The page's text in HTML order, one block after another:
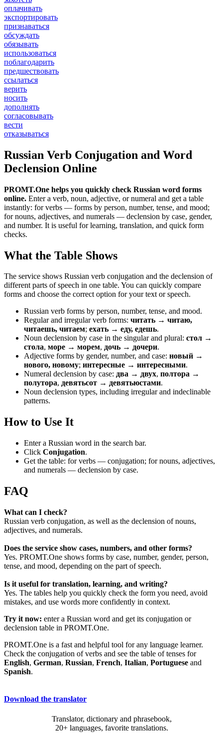
оплачивать
экспортировать
признаваться
обсуждать
обязывать
использоваться
поблагодарить
предшествовать
ссылаться
верить
носить
дополнять
согласовывать
вести
отказываться
Russian Verb Conjugation and Word
Declension Online
PROMT.One helps you quickly check Russian word forms
online. Enter a verb, noun, adjective, or numeral and get a table
instantly: for verbs — forms by person, number, tense, and mood;
for nouns, adjectives, and numerals — declension by case, gender,
and number. It is useful for learning, translation, and quick form
checks.
What the Table Shows
The service shows Russian verb conjugation and the declension of
different parts of speech in one table. You can quickly compare
forms and choose the correct option for your text or speech.
Russian verb forms by person, number, tense, and mood.
Regular and irregular verb forms: читать → читаю,
читаешь, читаем; ехать → еду, едешь.
Noun declension by case in the singular and plural: стол →
стола, море → морем, дочь → дочери.
Adjective forms by gender, number, and case: новый →
нового, новому; интересные → интересными.
Numeral declension by case: два → двух, полтора →
полутора, девятьсот → девятьюстами.
Noun declension types, including irregular and indeclinable
patterns.
How to Use It
Enter a Russian word in the search bar.
Click Conjugation.
Get the table: for verbs — conjugation; for nouns, adjectives,
and numerals — declension by case.
FAQ
What can I check?
Russian verb conjugation, as well as the declension of nouns,
adjectives, and numerals.
Does the service show cases, numbers, and other forms?
Yes. PROMT.One shows forms by case, number, gender, person,
tense, and mood, depending on the part of speech.
Is it useful for translation, learning, and writing?
Yes. The tables help you quickly check the form you need, avoid
mistakes, and use words more confidently in context.
Try it now: enter a Russian word and get its conjugation or
declension table in PROMT.One.
PROMT.One is a fast and helpful tool for any language learner.
Check the conjugation of verbs and see the table of tenses for
English, German, Russian, French, Italian, Portuguese and
Spanish.
Download the translator
Translator, dictionary and phrasebook,
20+ languages, favorite translations.